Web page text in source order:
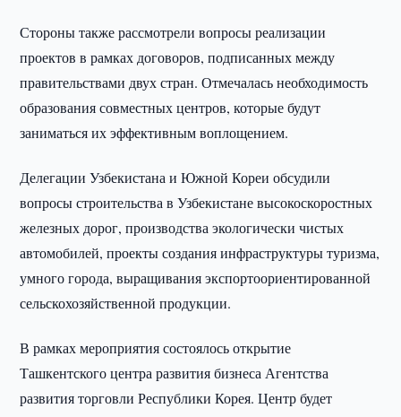
Стороны также рассмотрели вопросы реализации
проектов в рамках договоров, подписанных между
правительствами двух стран. Отмечалась необходимость
образования совместных центров, которые будут
заниматься их эффективным воплощением.
Делегации Узбекистана и Южной Кореи обсудили
вопросы строительства в Узбекистане высокоскоростных
железных дорог, производства экологически чистых
автомобилей, проекты создания инфраструктуры туризма,
умного города, выращивания экспортоориентированной
сельскохозяйственной продукции.
В рамках мероприятия состоялось открытие
Ташкентского центра развития бизнеса Агентства
развития торговли Республики Корея. Центр будет